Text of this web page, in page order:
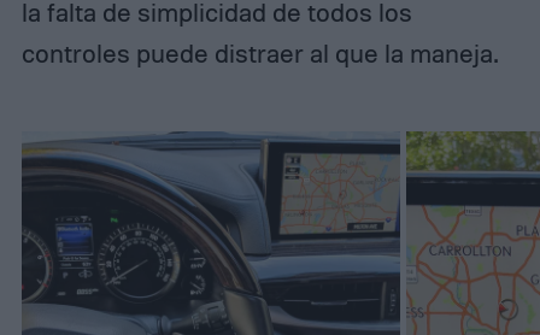
la falta de simplicidad de todos los
controles puede distraer al que la maneja.